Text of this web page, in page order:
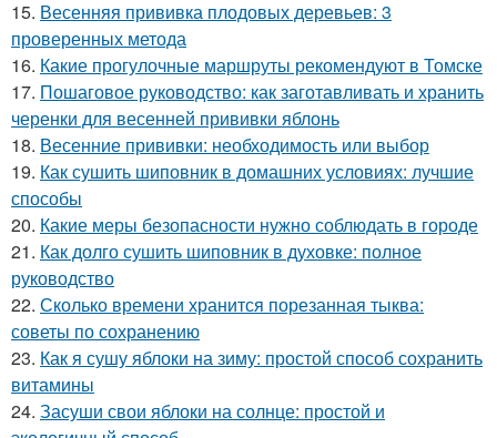
15. Весенняя прививка плодовых деревьев: 3
проверенных метода
16. Какие прогулочные маршруты рекомендуют в Томске
17. Пошаговое руководство: как заготавливать и хранить
черенки для весенней прививки яблонь
18. Весенние прививки: необходимость или выбор
19. Как сушить шиповник в домашних условиях: лучшие
способы
20. Какие меры безопасности нужно соблюдать в городе
21. Как долго сушить шиповник в духовке: полное
руководство
22. Сколько времени хранится порезанная тыква:
советы по сохранению
23. Как я сушу яблоки на зиму: простой способ сохранить
витамины
24. Засуши свои яблоки на солнце: простой и